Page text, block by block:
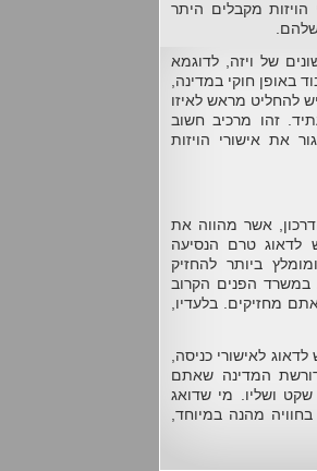
הויזות מקבלים היתר
של ויזה, לדוגמא
באופן חוקי במדינה,
להחליט מראש לאיזו
זהו מרכיב חשוב
את אישורי הויזות
אשר מהווה את
לדאוג טרם הנסיעה
ביותר להחזיק
במשרד הפנים הקרוב
מחזיקים. בלעדיו,
לאישורי כניסה,
המדינה שאתם
ושליו. מי שדואג
מהנה במיוחד,